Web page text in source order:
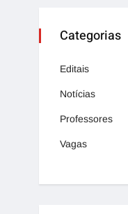
Categorias
Editais
Notícias
Professores
Vagas